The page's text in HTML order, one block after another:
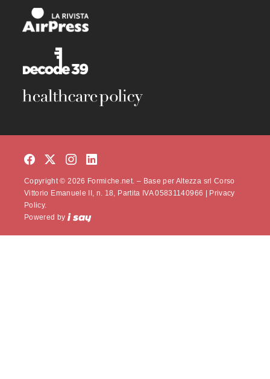
Copyright © 2026 Formiche.net. – Base per Altezza srl Corso
Vittorio Emanuele II, n. 18, Partita IVA 05831140966 |
Privacy
Policy.
Powered by